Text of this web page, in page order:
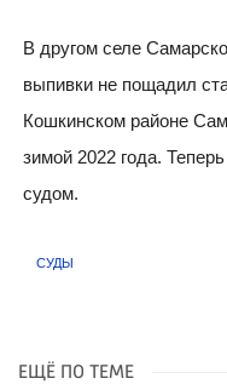
В другом селе
выпивки не пощадил
Кошкинском районе
зимой 2022 года.
судом.
СУДЫ
ЕЩЁ ПО ТЕМЕ